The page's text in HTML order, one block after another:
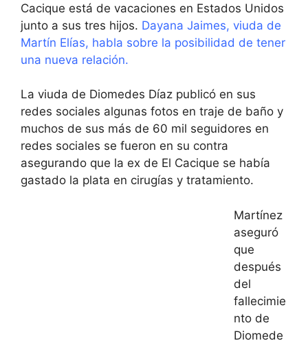
Cacique está de vacaciones en Estados Unidos
junto a sus tres hijos. Dayana Jaimes, viuda de
Martín Elías, habla sobre la posibilidad de tener
una nueva relación.
La viuda de Diomedes Díaz publicó en sus
redes sociales algunas fotos en traje de baño y
muchos de sus más de 60 mil seguidores en
redes sociales se fueron en su contra
asegurando que la ex de El Cacique se había
gastado la plata en cirugías y tratamiento.
Martínez
aseguró
que
después
del
fallecimie
nto de
Diomede